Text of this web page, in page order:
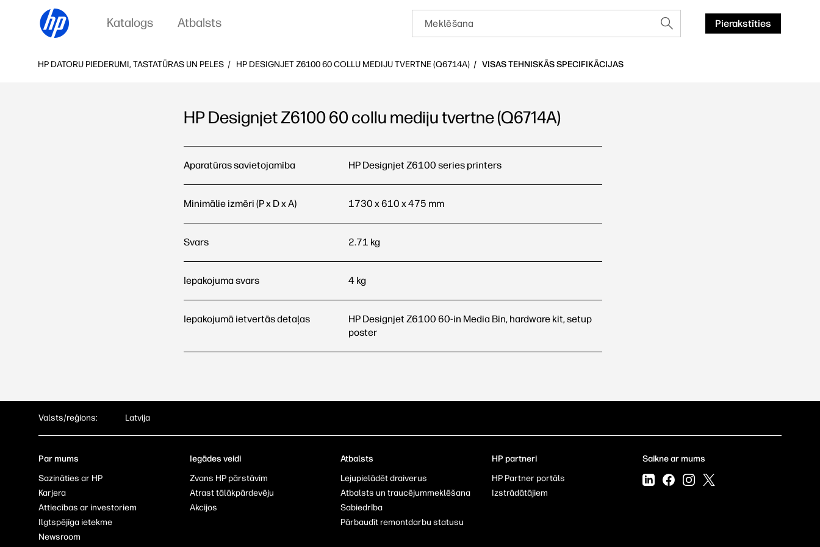
Katalogs Atbalsts Pierakstīties
HP DATORU PIEDERUMI, TASTATŪRAS UN PELES HP DESIGNJET Z6100 60 COLLU MEDIJU TVERTNE (Q6714A) VISAS TEHNISKĀS SPECIFIKĀCIJAS
HP Designjet Z6100 60 collu mediju tvertne (Q6714A)
Aparatūras savietojamība
HP Designjet Z6100 series printers
Minimālie izmēri (P x D x A) 1730 x 610 x 475 mm
Svars 2.71 kg
Iepakojuma svars 4 kg
Iepakojumā ietvertās detaļas
HP Designjet Z6100 60-in Media Bin, hardware kit, setup
poster
Valsts/reģions: Latvija
Par mums
Sazināties ar HP
Karjera
Attiecības ar investoriem
Ilgtspējīga ietekme
Newsroom
Iegādes veidi
Zvans HP pārstāvim
Atrast tālākpārdevēju
Akcijos
Atbalsts
Lejupielādēt draiverus
Atbalsts un traucējummeklēšana
Sabiedrība
Pārbaudīt remontdarbu statusu
HP partneri
HP Partner portāls
Izstrādātājiem
Saikne ar mums